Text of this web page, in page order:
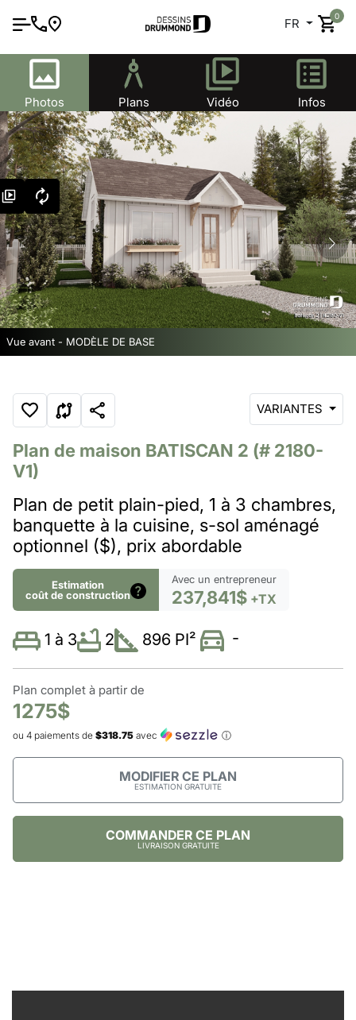
FR
0
Vue avant - MODÈLE DE BASE
Photos Plans Vidéo Infos
VARIANTES
Plan de maison BATISCAN 2 (# 2180-
V1)
Plan de petit plain-pied, 1 à 3 chambres,
banquette à la cuisine, s-sol aménagé
optionnel ($), prix abordable
Estimation
coût de construction
Avec un entrepreneur
237,841$ +TX
1 à 3 2 896 PI² -
Plan complet à partir de
1275$
ou 4 paiements de $318.75 avec ⓘ
MODIFIER CE PLAN
ESTIMATION GRATUITE
COMMANDER CE PLAN
LIVRAISON GRATUITE